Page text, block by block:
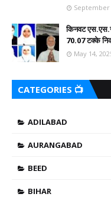
September
किनवट
70.07 टक्के
May 14,
CATEGORIES 📺
ADILABAD
AURANGABAD
BEED
BIHAR